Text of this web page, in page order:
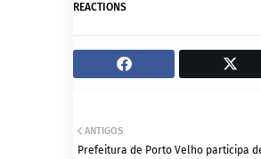
REACTIONS
ANTIGOS
Prefeitura de Porto Velho participa